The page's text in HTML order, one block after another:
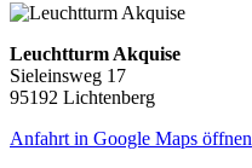
Leuchtturm Akquise
Sieleinsweg 17
95192 Lichtenberg
Anfahrt in Google Maps öffnen